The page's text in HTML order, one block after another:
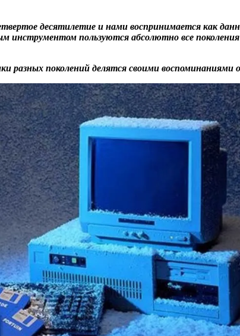
десятилетие и нами воспринимается как
инструментом пользуются абсолютно все
разных поколений делятся своими воспоминаниями